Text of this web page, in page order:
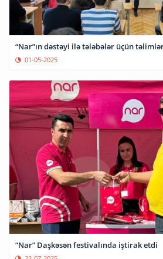
“Nar”ın dəstəyi ilə tələbələr üçün
01-05-2025
“Nar” Daşkəsən festivalında iştirak etdi